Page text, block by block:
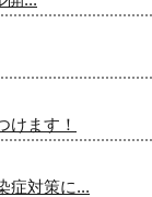
けます！
症対策に...